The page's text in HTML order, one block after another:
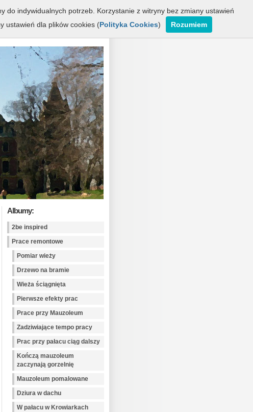
Albumy:
2be inspired
Prace remontowe
Pomiar wieży
Drzewo na bramie
Wieża ściągnięta
Pierwsze efekty prac
Prace przy Mauzoleum
Zadziwiające tempo pracy
Prac przy pałacu ciąg dalszy
Kończą mauzoleum
zaczynają gorzelnię
Mauzoleum pomalowane
Dziura w dachu
W pałacu w Krowiarkach
do indywidualnych potrzeb. Korzystanie z witryny bez zmiany ustawień
ustawień dla plików cookies (Polityka Cookies) Rozumiem